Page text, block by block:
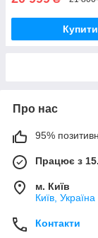
Купити
Про нас
95%
Працює з
м. Київ
Київ, Україна
Контакти